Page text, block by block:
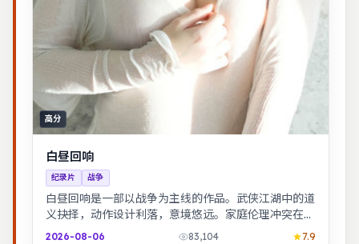
高分
白昼回响
纪录片 战争
白昼回响是一部以战争为主线的作品。武侠江湖中的道
义抉择，动作设计利落，意境悠远。家庭伦理冲突在一
场意外后集中爆发，情感冲击力足。
2026-08-06 83,104 7.9